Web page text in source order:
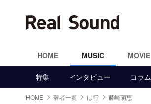
HOME MUSIC MOVIE
特集 インタビュー コラム
HOME 著者一覧 は行 藤崎萌恵